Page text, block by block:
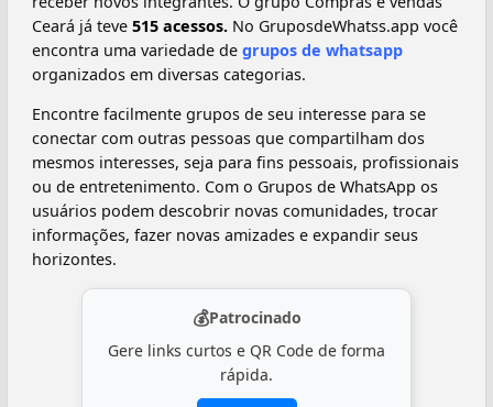
Ceará já teve 515 acessos. No GruposdeWhatss.app você
encontra uma variedade de grupos de whatsapp
organizados em diversas categorias.
Encontre facilmente grupos de seu interesse para se
conectar com outras pessoas que compartilham dos
mesmos interesses, seja para fins pessoais, profissionais
ou de entretenimento. Com o Grupos de WhatsApp os
usuários podem descobrir novas comunidades, trocar
informações, fazer novas amizades e expandir seus
horizontes.
💰Patrocinado
Gere links curtos e QR Code de forma
rápida.